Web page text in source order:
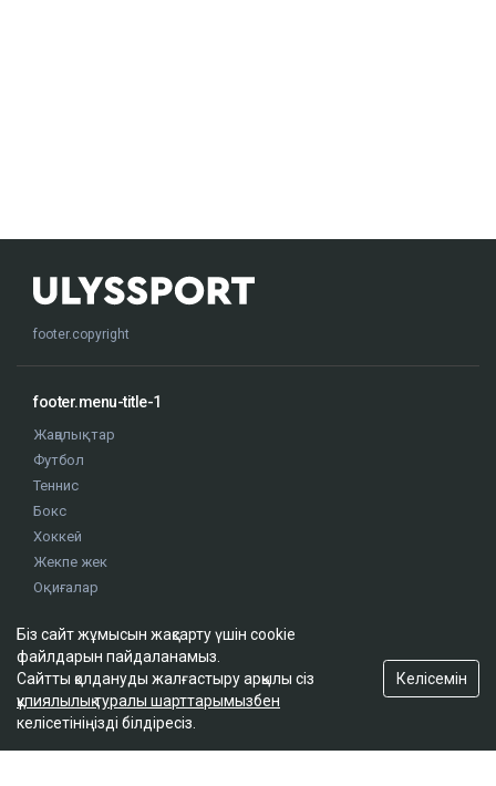
footer.copyright
footer.menu-title-1
Жаңалықтар
Футбол
Теннис
Бокс
Хоккей
Жекпе жек
Оқиғалар
footer.menu-title-2
О проекте
Правила сайта
Біз сайт жұмысын жақсарту үшін cookie
файлдарын пайдаланамыз.
Сайтты қолдануды жалғастыру арқылы сіз
құпиялылық туралы шарттарымызбен
келісетініңізді білдіресіз.
Келісемін